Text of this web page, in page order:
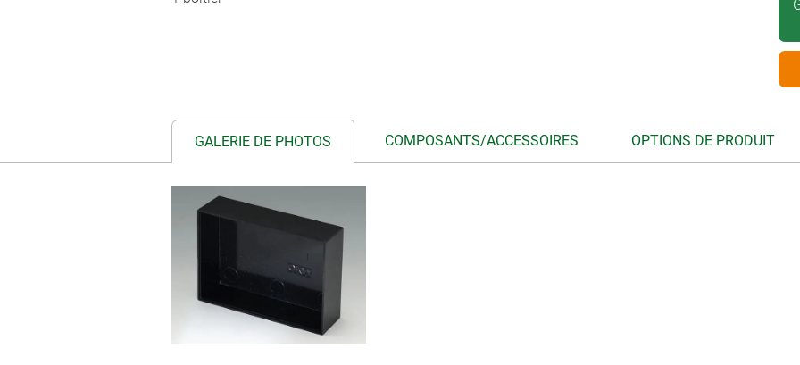
GALERIE DE PHOTOS COMPOSANTS/ACCESSOIRES OPTIONS DE PRODUIT